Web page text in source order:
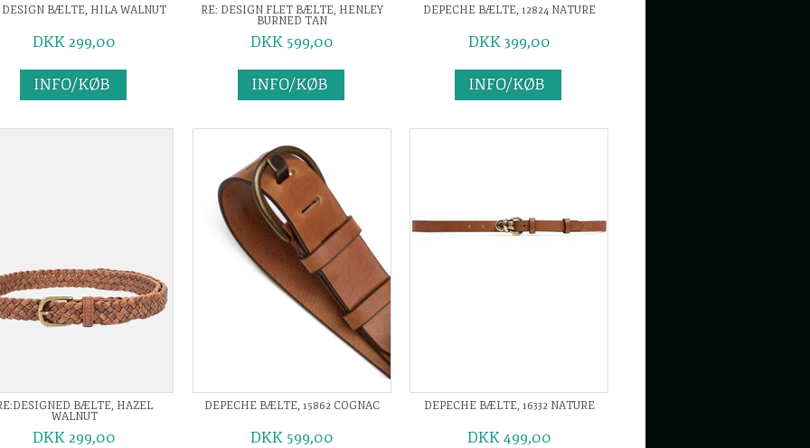
DESIGN BÆLTE, HILA WALNUT
DKK 299,00
RE: DESIGN FLET BÆLTE, HENLEY
BURNED TAN
DKK 599,00
DEPECHE BÆLTE, 12824 NATURE
DKK 399,00
BÆLTE, HAZEL
WALNUT
DKK 299,00
DEPECHE BÆLTE, 15862 COGNAC
DKK 599,00
DEPECHE BÆLTE, 16332 NATURE
DKK 499,00